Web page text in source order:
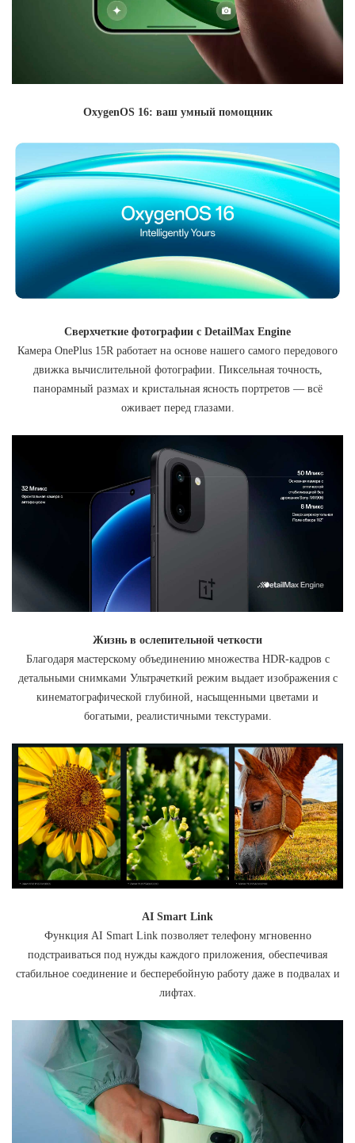
OxygenOS 16: ваш умный помощник
Сверхчеткие фотографии с DetailMax Engine
Камера OnePlus 15R работает на основе нашего самого передового
движка вычислительной фотографии. Пиксельная точность,
панорамный размах и кристальная ясность портретов — всё
оживает перед глазами.
Жизнь в ослепительной четкости
Благодаря мастерскому объединению множества HDR-кадров с
детальными снимками Ультрачеткий режим выдает изображения с
кинематографической глубиной, насыщенными цветами и
богатыми, реалистичными текстурами.
AI Smart Link
Функция AI Smart Link позволяет телефону мгновенно
подстраиваться под нужды каждого приложения, обеспечивая
стабильное соединение и бесперебойную работу даже в подвалах и
лифтах.